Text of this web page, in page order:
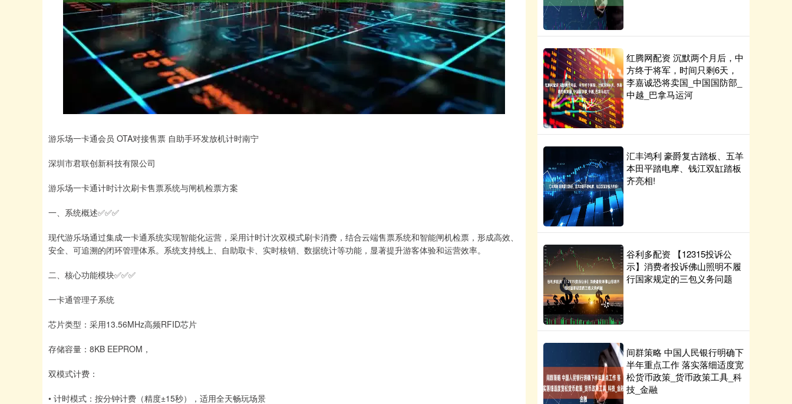
游乐场一卡通会员 OTA对接售票 自助手环发放机计时南宁
深圳市君联创新科技有限公司
游乐场一卡通计时计次刷卡售票系统与闸机检票方案
一、系统概述✅✅✅
现代游乐场通过集成一卡通系统实现智能化运营，采用计时计次双模式刷卡消费，结合云端售票系统和智能闸机检票，形成高效、
安全、可追溯的闭环管理体系。系统支持线上、自助取卡、实时核销、数据统计等功能，显著提升游客体验和运营效率。
二、核心功能模块✅✅✅
一卡通管理子系统
芯片类型：采用13.56MHz高频RFID芯片
存储容量：8KB EEPROM，
双模式计费：
• 计时模式：按分钟计费（精度±15秒），适用全天畅玩场景
红腾网配资 沉默两个月后，中
方终于将军，时间只剩6天，
李嘉诚恐将卖国_中国国防部_
中越_巴拿马运河
汇丰鸿利 豪爵复古踏板、五羊
本田平踏电摩、钱江双缸踏板
齐亮相!
谷利多配资 【12315投诉公
示】消费者投诉佛山照明不履
行国家规定的三包义务问题
间群策略 中国人民银行明确下
半年重点工作 落实落细适度宽
松货币政策_货币政策工具_科
技_金融